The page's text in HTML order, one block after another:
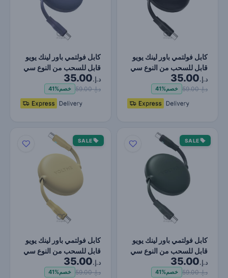
كابل فولتمي باور لينك يويو
قابل للسحب من النوع سي
إلى النوع سي -…
د.إ.35.00
د.إ. 59.00 خصم41%
كابل فولتمي باور لينك يويو
قابل للسحب من النوع سي
إلى النوع سي -…
د.إ.35.00
د.إ. 59.00 خصم41%
SALE
كابل فولتمي باور لينك يويو
قابل للسحب من النوع سي
إلى النوع سي -…
د.إ.35.00
د.إ. 59.00 خصم41%
SALE
كابل فولتمي باور لينك يويو
قابل للسحب من النوع سي
إلى النوع سي -…
د.إ.35.00
د.إ. 59.00 خصم41%